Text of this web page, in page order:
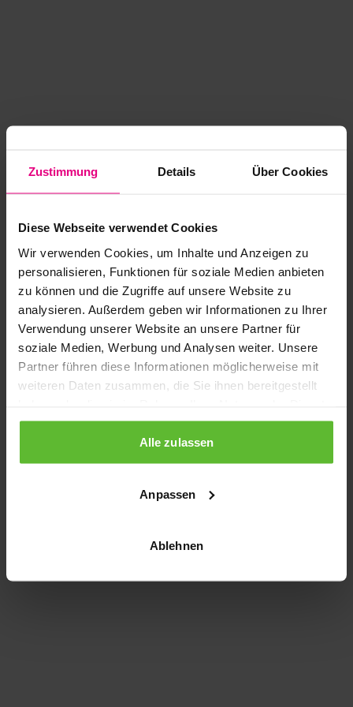
Zustimmung Details Über Cookies
Diese Webseite verwendet Cookies
Wir verwenden Cookies, um Inhalte und Anzeigen zu
personalisieren, Funktionen für soziale Medien anbieten
zu können und die Zugriffe auf unsere Website zu
analysieren. Außerdem geben wir Informationen zu Ihrer
Verwendung unserer Website an unsere Partner für
soziale Medien, Werbung und Analysen weiter. Unsere
Partner führen diese Informationen möglicherweise mit
weiteren Daten zusammen, die Sie ihnen bereitgestellt
gesammelt haben.
Alle zulassen
Anpassen
Ablehnen
Application error: a client-side exception has occurred
loading www.kurzwego.de (see the browser console for more
information).